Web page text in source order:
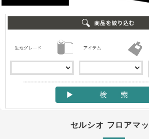
セルシオ フロアマ